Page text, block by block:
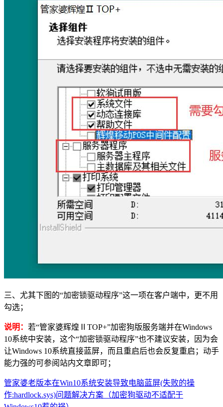
三、尤其下图的“加密锁驱动程序”这一项在客户端中，更不用
勾选；
说明： 若“管家婆辉煌ⅡTOP+”加密狗版服务端并在Windows
10系统中安装，这个“加密锁驱动程序”也不建议安装，因为会
让Windows 10系统直接蓝屏，而且重启后也会反复重启；动手
能力强的可参阅站内文章即可；
管家婆老版本在Win10系统安装导致电脑蓝屏(失败的操
作:hardlock.sys)问题解决方案（加密狗驱动不适配于